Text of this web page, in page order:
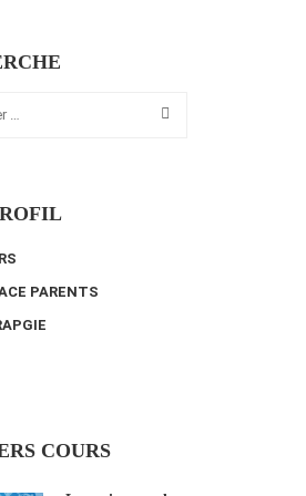
PARENTS
COURS